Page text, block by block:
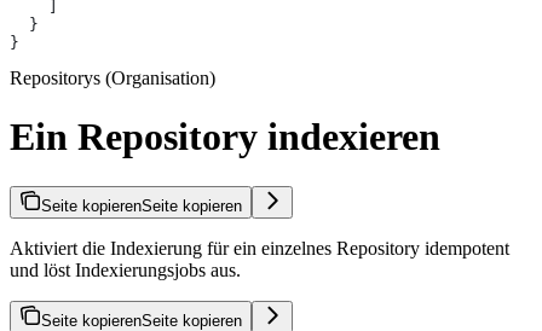
  }
}
Repositorys (Organisation)
Ein Repository indexieren
Seite kopierenSeite kopieren
Aktiviert die Indexierung für ein einzelnes Repository idempotent
und löst Indexierungsjobs aus.
Seite kopierenSeite kopieren